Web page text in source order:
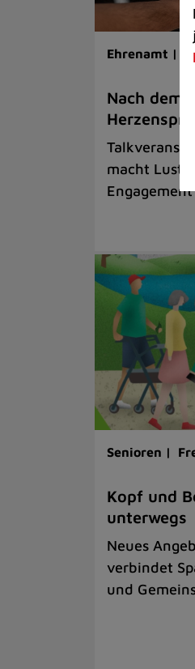
Ehrenamt |
Nach dem
macht Lust
Senioren |
Kopf und
unterwegs
Neues
verbindet
und